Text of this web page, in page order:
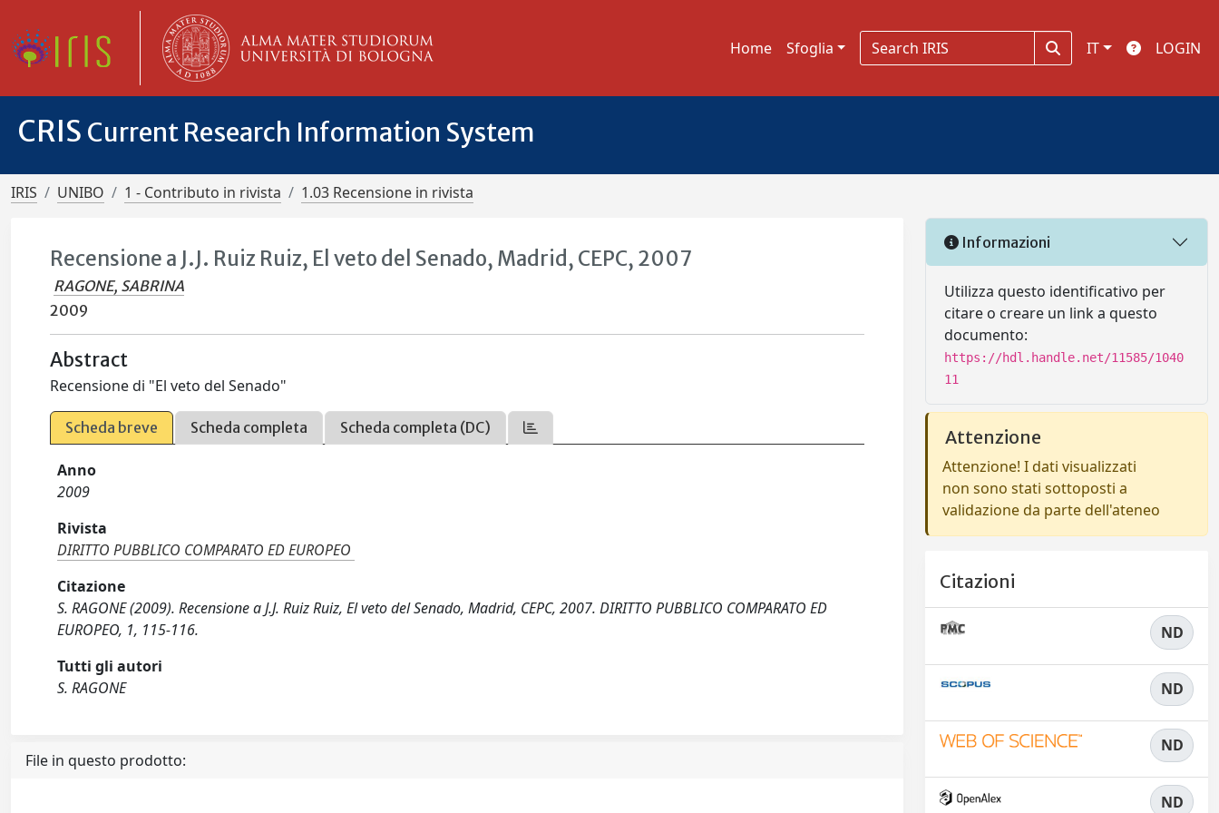
Home Sfoglia IT LOGIN
CRIS Current Research Information System
IRIS UNIBO 1 - Contributo in rivista 1.03 Recensione in rivista
Recensione a J.J. Ruiz Ruiz, El veto del Senado, Madrid, CEPC, 2007
RAGONE, SABRINA
2009
Abstract
Recensione di "El veto del Senado"
Scheda breve Scheda completa Scheda completa (DC)
Anno
2009
Rivista
DIRITTO PUBBLICO COMPARATO ED EUROPEO
Citazione
S. RAGONE (2009). Recensione a J.J. Ruiz Ruiz, El veto del Senado, Madrid, CEPC, 2007. DIRITTO PUBBLICO COMPARATO ED
EUROPEO, 1, 115-116.
Tutti gli autori
S. RAGONE
File in questo prodotto:
Informazioni
Utilizza questo identificativo per
citare o creare un link a questo
documento:
https://hdl.handle.net/11585/1040
11
Attenzione
Attenzione! I dati visualizzati
non sono stati sottoposti a
validazione da parte dell'ateneo
Citazioni
ND
ND
ND
ND